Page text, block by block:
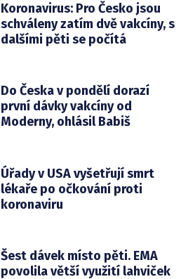
Koronavirus: Pro Česko jsou
schváleny zatím dvě vakcíny, s
dalšími pěti se počítá
Do Česka v pondělí dorazí
první dávky vakcíny od
Moderny, ohlásil Babiš
Úřady v USA vyšetřují smrt
lékaře po očkování proti
koronaviru
Šest dávek místo pěti. EMA
povolila větší využití lahviček